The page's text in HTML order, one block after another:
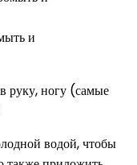
и
руку, ногу (самые
водой, чтобы